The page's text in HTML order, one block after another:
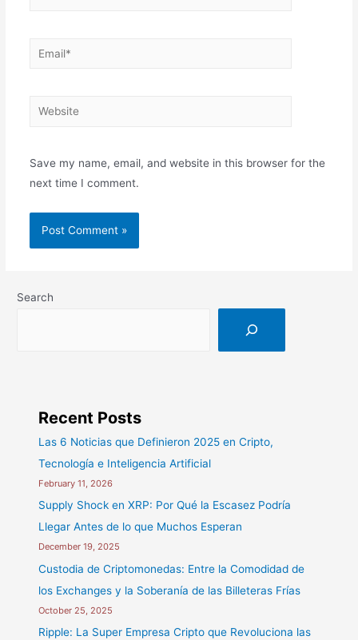
Save my name, email, and website in this browser for the
next time I comment.
Search
Recent Posts
Las 6 Noticias que Definieron 2025 en Cripto,
Tecnología e Inteligencia Artificial
February 11, 2026
Supply Shock en XRP: Por Qué la Escasez Podría
Llegar Antes de lo que Muchos Esperan
December 19, 2025
Custodia de Criptomonedas: Entre la Comodidad de
los Exchanges y la Soberanía de las Billeteras Frías
October 25, 2025
Ripple: La Super Empresa Cripto que Revoluciona las